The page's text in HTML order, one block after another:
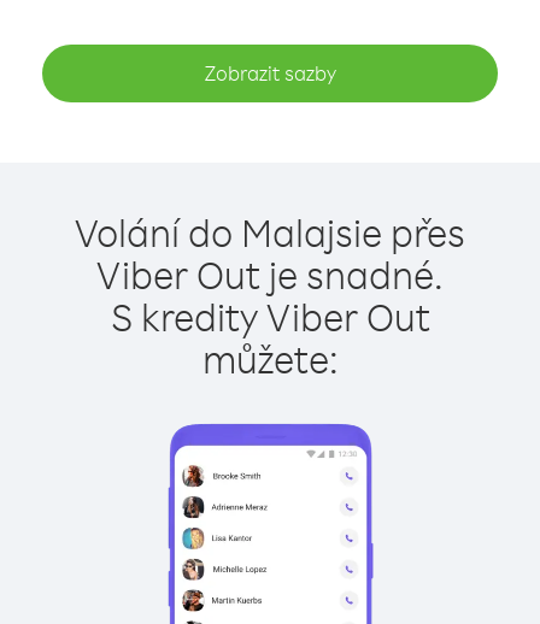
Zobrazit sazby
Volání do Malajsie přes
Viber Out je snadné.
S kredity Viber Out
můžete: